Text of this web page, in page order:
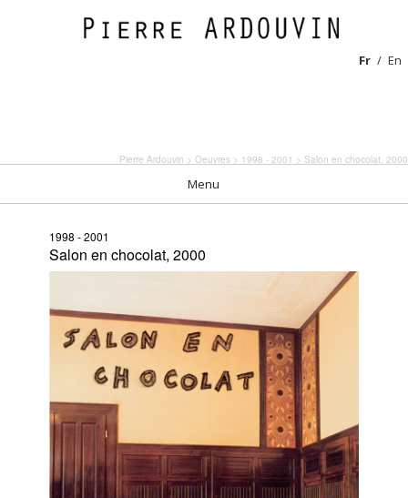
Fr En
Pierre Ardouvin > Oeuvres > 1998 - 2001 > Salon en chocolat, 2000
Menu
1998 - 2001
Salon en chocolat, 2000